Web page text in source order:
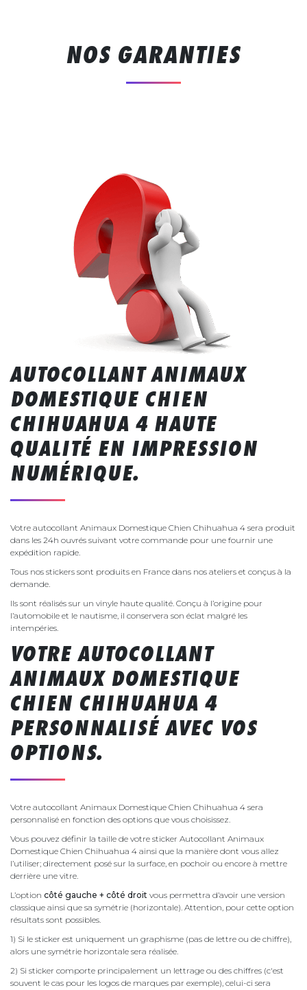
NOS GARANTIES
AUTOCOLLANT ANIMAUX
DOMESTIQUE CHIEN
CHIHUAHUA 4 HAUTE
QUALITÉ EN IMPRESSION
NUMÉRIQUE.
Votre autocollant Animaux Domestique Chien Chihuahua 4 sera produit
dans les 24h ouvrés suivant votre commande pour une fournir une
expédition rapide.
Tous nos stickers sont produits en France dans nos ateliers et conçus à la
demande.
Ils sont réalisés sur un vinyle haute qualité. Conçu à l’origine pour
l’automobile et le nautisme, il conservera son éclat malgré les
intempéries.
VOTRE AUTOCOLLANT
ANIMAUX DOMESTIQUE
CHIEN CHIHUAHUA 4
PERSONNALISÉ AVEC VOS
OPTIONS.
Votre autocollant Animaux Domestique Chien Chihuahua 4 sera
personnalisé en fonction des options que vous choisissez.
Vous pouvez définir la taille de votre sticker Autocollant Animaux
Domestique Chien Chihuahua 4 ainsi que la manière dont vous allez
l’utiliser; directement posé sur la surface, en pochoir ou encore à mettre
derrière une vitre.
L’option côté gauche + côté droit vous permettra d’avoir une version
classique ainsi que sa symétrie (horizontale). Attention, pour cette option
résultats sont possibles.
1) Si le sticker est uniquement un graphisme (pas de lettre ou de chiffre),
alors une symétrie horizontale sera réalisée.
2) Si sticker comporte principalement un lettrage ou des chiffres (c'est
souvent le cas pour les logos de marques par exemple), celui-ci sera